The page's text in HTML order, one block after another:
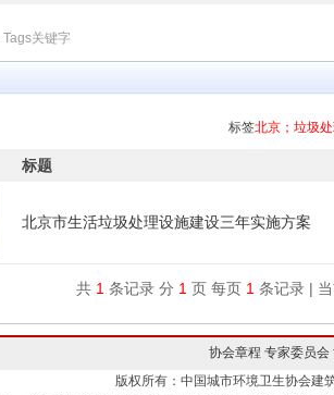
Tags关键字
标签北京；垃圾
标题
北京市生活垃圾处理设施建设三年实施方案
共 1 条记录 分 1 页 每页 1 条记录 |
协会章程 专家委员会
版权所有：中国城市环境卫生协会建